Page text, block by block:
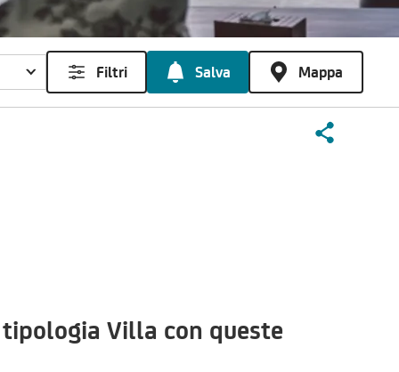
Filtri Salva Mappa
Villa con queste